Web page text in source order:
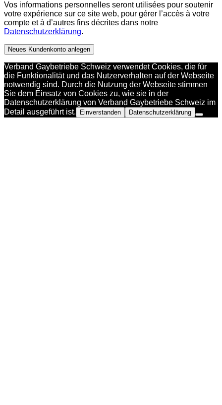
Vos informations personnelles seront utilisées pour soutenir
votre expérience sur ce site web, pour gérer l’accès à votre
compte et à d’autres fins décrites dans notre
Datenschutzerklärung.
Neues Kundenkonto anlegen
Verband Gaybetriebe Schweiz verwendet Cookies, die für
die Funktionalität und das Nutzerverhalten auf der Webseite
notwendig sind. Durch die Nutzung der Webseite stimmen
Sie dem Einsatz von Cookies zu, wie sie in der
Datenschutzerklärung von Verband Gaybetriebe Schweiz im
Detail ausgeführt ist.
Einverstanden Datenschutzerklärung